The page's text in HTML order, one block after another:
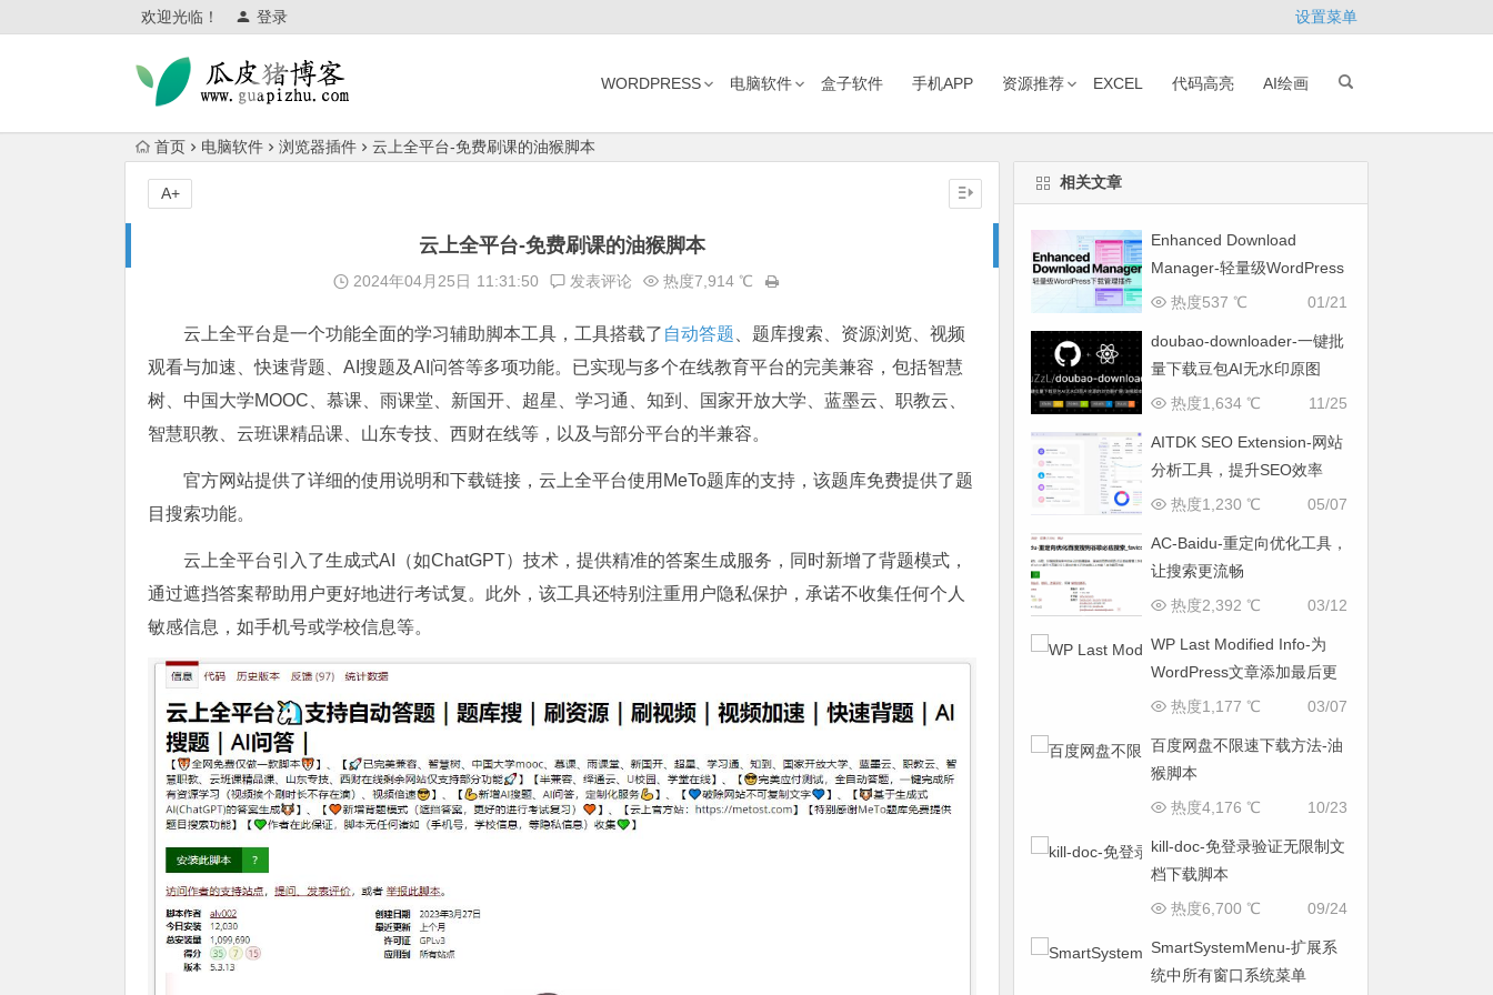
欢迎光临！ 登录 设置菜单
WORDPRESS 电脑软件 盒子软件 手机APP 资源推荐 EXCEL 代码高亮 AI绘画
首页 电脑软件 浏览器插件 云上全平台-免费刷课的油猴脚本
云上全平台-免费刷课的油猴脚本
2024年04月25日 11:31:50 发表评论 热度7,914 ℃
云上全平台是一个功能全面的学习辅助脚本工具，工具搭载了 自动答题 、题库搜索、资源浏览、视频
观看与加速、快速背题、AI搜题及AI问答等多项功能。已实现与多个在线教育平台的完美兼容，包括智慧
树、中国大学MOOC、慕课、雨课堂、新国开、超星、学习通、知到、国家开放大学、蓝墨云、职教云、
智慧职教、云班课精品课、山东专技、西财在线等，以及与部分平台的半兼容。
官方网站提供了详细的使用说明和下载链接，云上全平台使用MeTo题库的支持，该题库免费提供了题
目搜索功能。
云上全平台引入了生成式AI（如ChatGPT）技术，提供精准的答案生成服务，同时新增了背题模式，
通过遮挡答案帮助用户更好地进行考试复。此外，该工具还特别注重用户隐私保护，承诺不收集任何个人
敏感信息，如手机号或学校信息等。
A+
相关文章
Enhanced Download
Manager-轻量级WordPress
下载管理插件
01/21
热度537 ℃
doubao-downloader-一键批
量下载豆包AI无水印原图
11/25
热度1,634 ℃
AITDK SEO Extension-网站
分析工具，提升SEO效率
05/07
热度1,230 ℃
AC-Baidu-重定向优化工具，
让搜索更流畅
03/12
热度2,392 ℃
WP Last Modified Info-为
WordPress文章添加最后更
新时间
03/07
热度1,177 ℃
百度网盘不限速下载方法-油
猴脚本
10/23
热度4,176 ℃
kill-doc-免登录验证无限制文
档下载脚本
09/24
热度6,700 ℃
SmartSystemMenu-扩展系
统中所有窗口系统菜单